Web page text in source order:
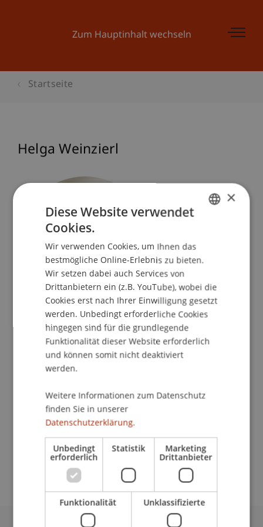
Zum Hauptinhalt wechseln
Startseite
Helga Weinzierl
Studentische Mitarbeiterin
Dekanat Liechtenstein Business School
Universität Liechtenstein
Fürst-Franz-Josef-Strasse
9490 Vaduz
Liechtenstein
helga.weinzierl@uni.li
×
Diese Website verwendet
Cookies.
Wir verwenden Cookies, um Ihnen das
bestmögliche Online-Erlebnis zu bieten.
Wir setzen dabei auch Services von
Drittanbietern ein (z.B. YouTube), wobei die
Cookies erst nach Ihrer Einwilligung gesetzt
werden. Unbedingt erforderliche Cookies
hingegen sind für die grundlegende
Funktionalität dieser Website erforderlich
und können somit nicht deaktiviert
werden.
Weitere Informationen zum Datenschutz
finden Sie in unserer
Datenschutzerklärung.
Unbedingt
erforderlich
Statistik Marketing
Drittanbieter
Funktionalität Unklassifizierte